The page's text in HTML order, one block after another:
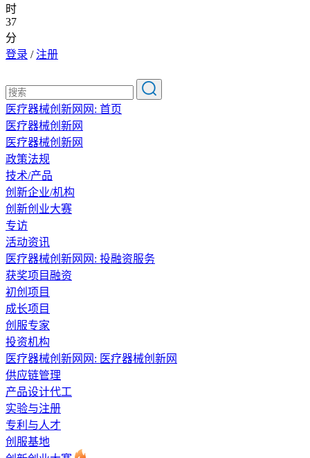
时
37
分
登录 / 注册
医疗器械创新网网: 首页
医疗器械创新网
医疗器械创新网
政策法规
技术/产品
创新企业/机构
创新创业大赛
专访
活动资讯
医疗器械创新网网: 投融资服务
获奖项目融资
初创项目
成长项目
创服专家
投资机构
医疗器械创新网网: 医疗器械创新网
供应链管理
产品设计代工
实验与注册
专利与人才
创服基地